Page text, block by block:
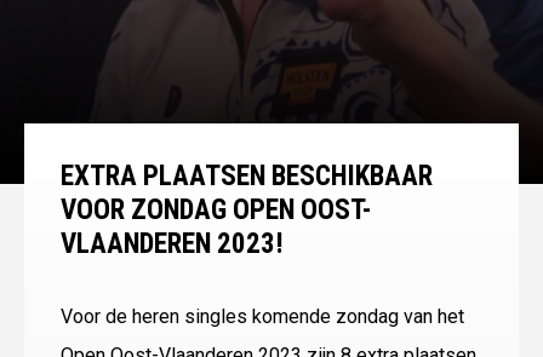
EXTRA PLAATSEN BESCHIKBAAR
VOOR ZONDAG OPEN OOST-
VLAANDEREN 2023!
Voor de heren singles komende zondag van het